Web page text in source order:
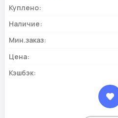
Куплено:
Наличие:
Мин.заказ:
Цена:
Кэшбэк: